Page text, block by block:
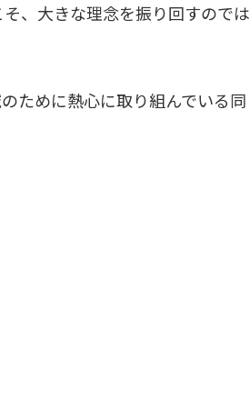
、大きな理念を振り回すのでは
ために熱心に取り組んでいる同